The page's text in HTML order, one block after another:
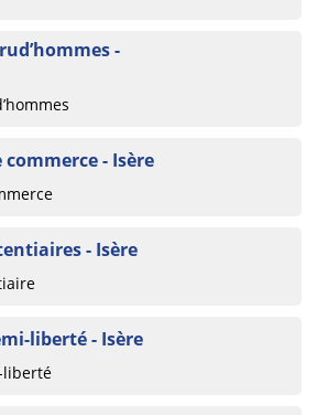
-
- Isère
- Isère
liberté - Isère
liberté